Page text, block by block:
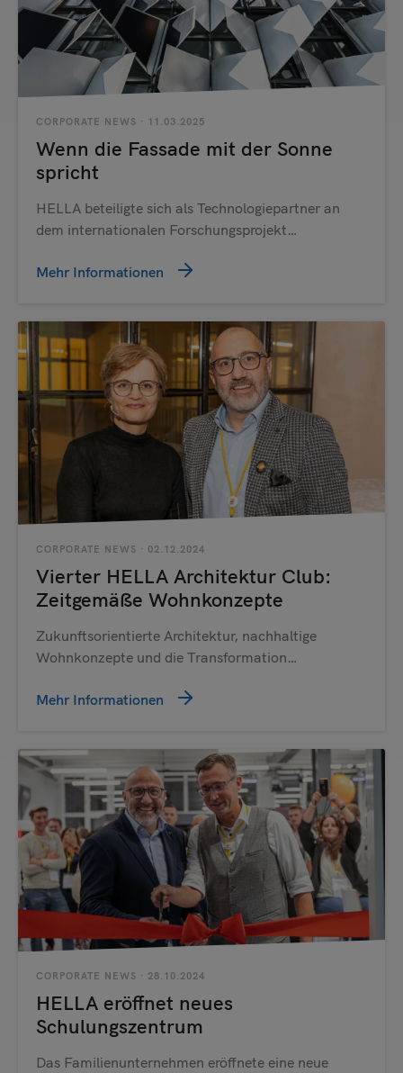
CORPORATE NEWS · 11.03.2025
Wenn die Fassade mit der Sonne
spricht
HELLA beteiligte sich als Technologiepartner an
dem internationalen Forschungsprojekt…
Mehr Informationen
CORPORATE NEWS · 02.12.2024
Vierter HELLA Architektur Club:
Zeitgemäße Wohnkonzepte
Zukunftsorientierte Architektur, nachhaltige
Wohnkonzepte und die Transformation…
Mehr Informationen
CORPORATE NEWS · 28.10.2024
HELLA eröffnet neues
Schulungszentrum
Das Familienunternehmen eröffnete eine neue